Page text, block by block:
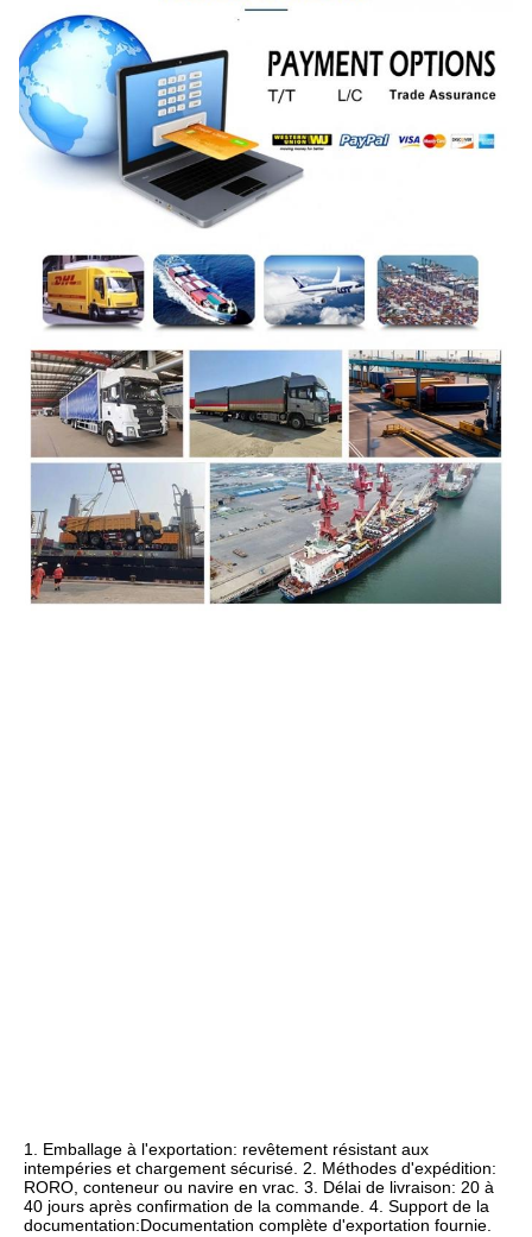
1. Emballage à l'exportation: revêtement résistant aux
intempéries et chargement sécurisé. 2. Méthodes d'expédition:
RORO, conteneur ou navire en vrac. 3. Délai de livraison: 20 à
40 jours après confirmation de la commande. 4. Support de la
documentation:Documentation complète d'exportation fournie.